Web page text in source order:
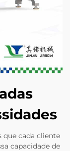
que cada cliente
capacidade de